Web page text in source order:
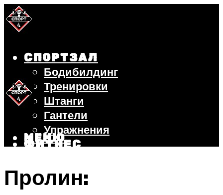
СПОРТЗАЛ
Бодибилдинг
Тренировки
Штанги
Гантели
Упражнения
ФИТНЕС
ВЕЛОСИПЕД
ПОХУДЕНИЕ
МЕНЮ
Пролин: